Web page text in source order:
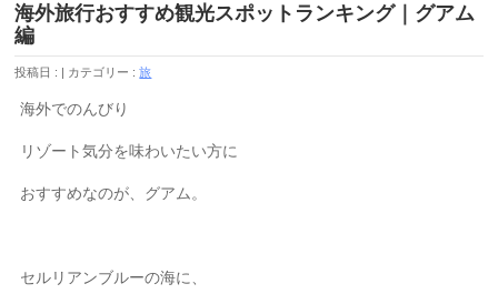
海外旅行おすすめ観光スポットランキング｜グアム
編
投稿日 : カテゴリー :旅
海外でのんびり
リゾート気分を味わいたい方に
おすすめなのが、グアム。
セルリアンブルーの海に、